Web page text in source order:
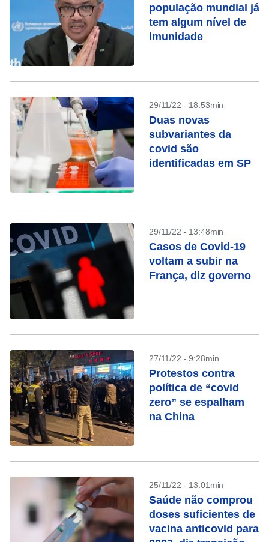
população mundial já
tem algum nível de
imunidade
29/11/22 - 18:53min
Duas novas
subvariantes da
covid são
identificadas em SP
29/11/22 - 13:48min
Casos de Covid-19
voltam a subir na
França, diz governo
27/11/22 - 9:28min
Protestos contra
política de “covid
zero” se espalham
na China
25/11/22 - 13:01min
Saúde não comprou
doses suficientes de
vacina anticovid para